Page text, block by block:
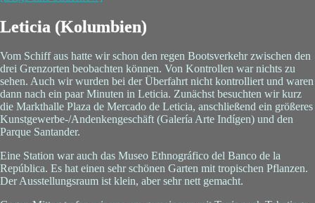
Leticia (Kolumbien)
Vom Schiff aus hatte wir schon den regen Bootsverkehr zwischen den
drei Grenzorten beobachten können. Von Kontrollen war nichts zu
sehen. Auch wir wurden bei der Überfahrt nicht kontrolliert und waren
dann nach ein paar Minuten in Leticia. Zunächst besuchten wir kurz
die Markthalle Plaza de Mercado de Leticia, anschließend ein größeres
Kunstgewerbe-/Andenkengeschäft (Galería Arte Indígen) und den
Parque Santander.
Eine Station war auch das Museo Ethnográfico del Banco de la
República. Es hat einen sehr schönen Garten mit tropischen Pflanzen.
Der Ausstellungsraum ist klein, aber sehr nett gemacht.